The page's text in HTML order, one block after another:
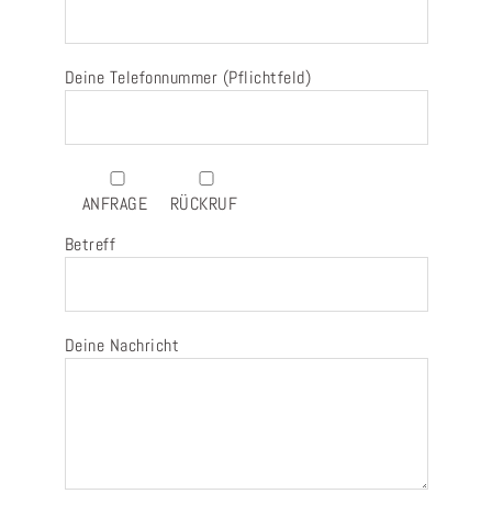
Deine Telefonnummer (Pflichtfeld)
ANFRAGE
RÜCKRUF
Betreff
Deine Nachricht